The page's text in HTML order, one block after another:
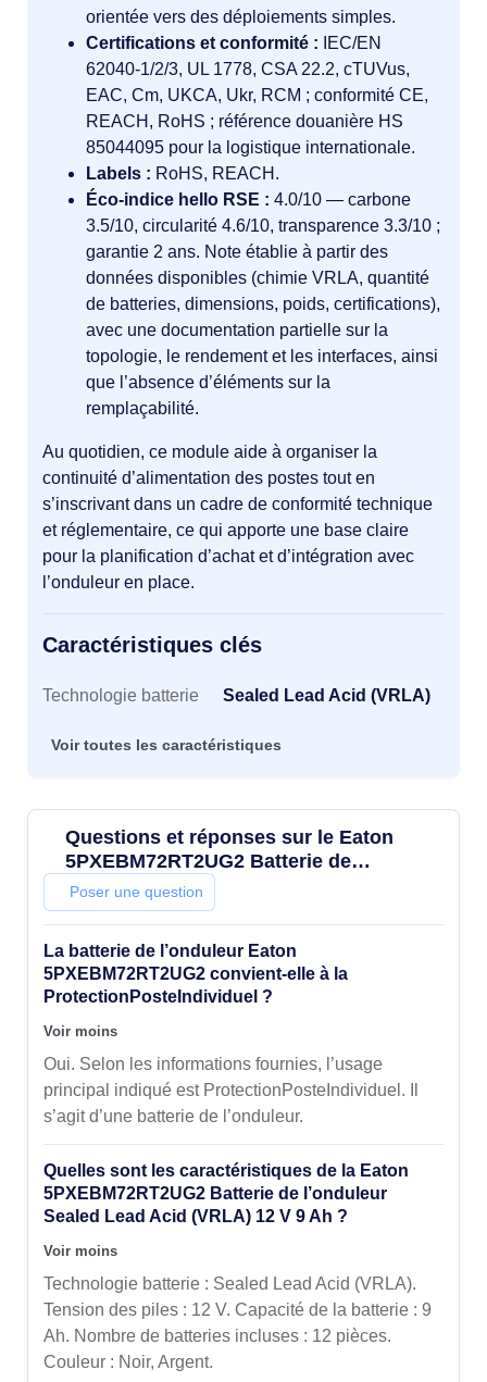
orientée vers des déploiements simples.
Certifications et conformité : IEC/EN
62040‑1/2/3, UL 1778, CSA 22.2, cTUVus,
EAC, Cm, UKCA, Ukr, RCM ; conformité CE,
REACH, RoHS ; référence douanière HS
85044095 pour la logistique internationale.
Labels : RoHS, REACH.
Éco-indice hello RSE : 4.0/10 — carbone
3.5/10, circularité 4.6/10, transparence 3.3/10 ;
garantie 2 ans. Note établie à partir des
données disponibles (chimie VRLA, quantité
de batteries, dimensions, poids, certifications),
avec une documentation partielle sur la
topologie, le rendement et les interfaces, ainsi
que l’absence d’éléments sur la
remplaçabilité.
Au quotidien, ce module aide à organiser la
continuité d’alimentation des postes tout en
s’inscrivant dans un cadre de conformité technique
et réglementaire, ce qui apporte une base claire
pour la planification d’achat et d’intégration avec
l’onduleur en place.
Caractéristiques clés
Caractéristiques clés
Technologie batterie Sealed Lead Acid (VRLA)
Voir toutes les caractéristiques
Questions et réponses sur le Eaton
5PXEBM72RT2UG2 Batterie de
l'onduleur Sealed Lead Acid (VRLA) 12 V
9 Ah
Poser une question
La batterie de l’onduleur Eaton
5PXEBM72RT2UG2 convient-elle à la
ProtectionPosteIndividuel ?
Voir moins
Oui. Selon les informations fournies, l’usage
principal indiqué est ProtectionPosteIndividuel. Il
s’agit d’une batterie de l’onduleur.
Quelles sont les caractéristiques de la Eaton
5PXEBM72RT2UG2 Batterie de l’onduleur
Sealed Lead Acid (VRLA) 12 V 9 Ah ?
Voir moins
Technologie batterie : Sealed Lead Acid (VRLA).
Tension des piles : 12 V. Capacité de la batterie : 9
Ah. Nombre de batteries incluses : 12 pièces.
Couleur : Noir, Argent.